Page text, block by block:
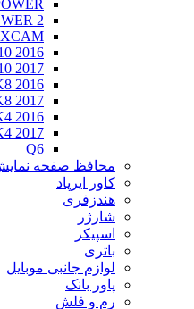
2
XCAM
2016
2017
2016
2017
2016
2017
Q6
محافظ صفحه
کاور ایرپاد
هندزفری
شارژر
اسپیکر
باتری
لوازم جانبی موبایل
پاور بانک
رم و فلش